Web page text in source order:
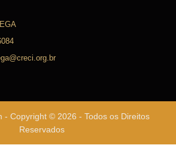
- Copyright © 2026 - Todos os Direitos
Reservados